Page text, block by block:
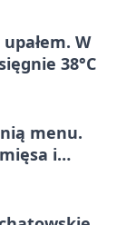
W
38°C
menu.
i